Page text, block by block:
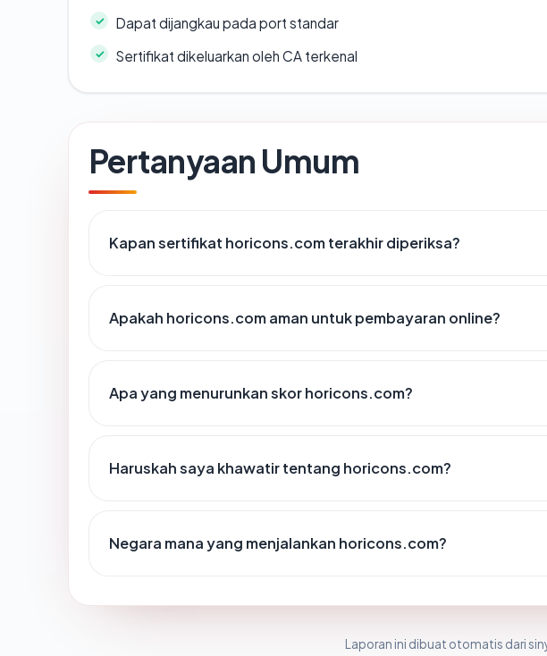
Dapat dijangkau pada port standar
Sertifikat dikeluarkan oleh CA terkenal
Pertanyaan Umum
Kapan sertifikat horicons.com terakhir diperiksa?
Apakah horicons.com aman untuk pembayaran online?
Apa yang menurunkan skor horicons.com?
Haruskah saya khawatir tentang horicons.com?
Negara mana yang menjalankan horicons.com?
Laporan ini dibuat otomatis dari